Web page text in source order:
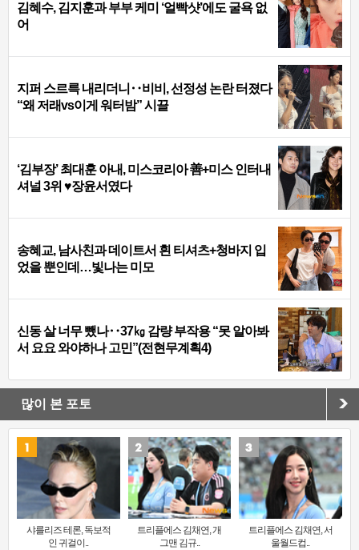
김혜수, 김지훈과 부부 케미 ‘얼빡샷’에도 굴욕 없
어
지퍼 스르륵 내리더니‥비비, 선정성 논란 터졌다
“왜 저래vs이게 워터밤” 시끌
‘김부장’ 최대훈 아내, 미스코리아 善+미스 인터내
셔널 3위 ♥장윤서였다
송혜교, 남사친과 데이트서 흰 티셔츠+청바지 입
었을 뿐인데…빛나는 미모
신동 살 너무 뺐나‥37㎏ 감량 부작용 “못 알아봐
서 요요 와야하나 고민”(전현무계획4)
많이 본 포토
샤를리즈 테론, 독보적
인 귀걸이..
트리플에스 김채연, 개
그맨 김규..
트리플에스 김채연, 서
울월드컵..